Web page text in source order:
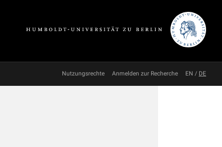
Nutzungsrechte Anmelden zur Recherche EN / DE